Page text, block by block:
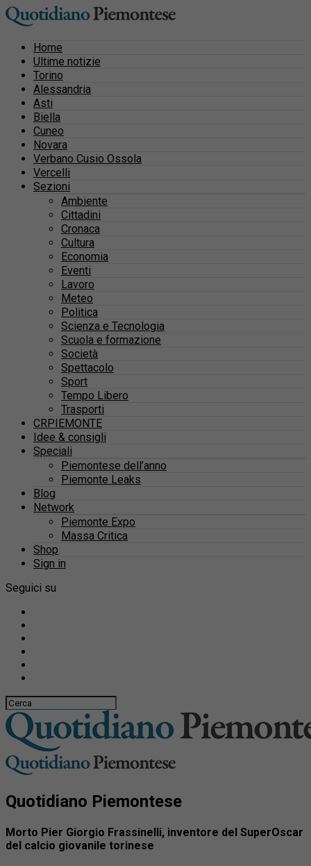
Home
Ultime notizie
Torino
Alessandria
Asti
Biella
Cuneo
Novara
Verbano Cusio Ossola
Vercelli
Sezioni
Ambiente
Cittadini
Cronaca
Cultura
Economia
Eventi
Lavoro
Meteo
Politica
Scienza e Tecnologia
Scuola e formazione
Società
Spettacolo
Sport
Tempo Libero
Trasporti
CRPIEMONTE
Idee & consigli
Speciali
Piemontese dell’anno
Piemonte Leaks
Blog
Network
Piemonte Expo
Massa Critica
Shop
Sign in
Seguici su
Quotidiano Piemontese
Morto Pier Giorgio Frassinelli, inventore del SuperOscar
del calcio giovanile torinese